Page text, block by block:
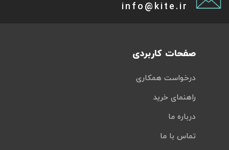
info@kite.ir
صفحات کاربردی
درخواست همکاری
راهنمای خرید
درباره ما
تماس با ما